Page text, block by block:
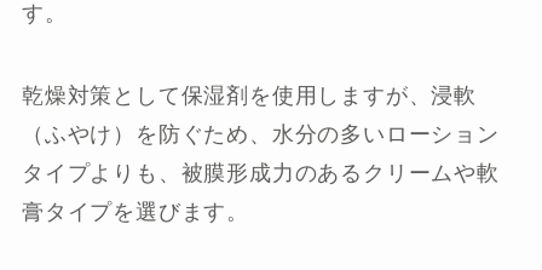
す。
乾燥対策として保湿剤を使用しますが、浸軟
（ふやけ）を防ぐため、水分の多いローション
タイプよりも、被膜形成力のあるクリームや軟
膏タイプを選びます。